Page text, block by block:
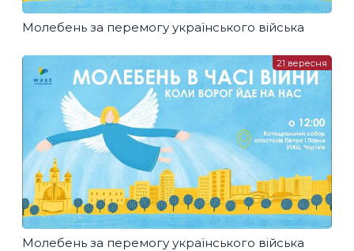
Молебень за перемогу українського війська
Молебень за перемогу українського війська
21 вересня